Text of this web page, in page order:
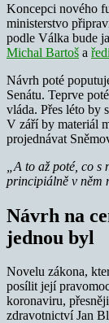
Koncepci nového
ministerstvo
podle Válka bude
Michal Bartoš a
Návrh poté
Senátu. Teprve
vláda. Přes léto by
V září by materiál
projednávat
„A to až poté, co
principiálně v něm
Návrh na
jednou byl
Novelu zákona,
posílit její
koronaviru,
zdravotnictví Jan